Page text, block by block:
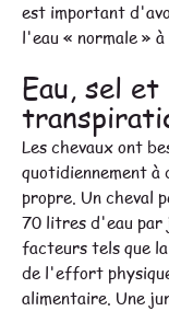
est important
l'eau « normale »
Eau, sel et
Les chevaux ont
quotidiennement
propre. Un cheval
70 litres d'eau par
facteurs tels que
de l'effort
alimentaire. Une